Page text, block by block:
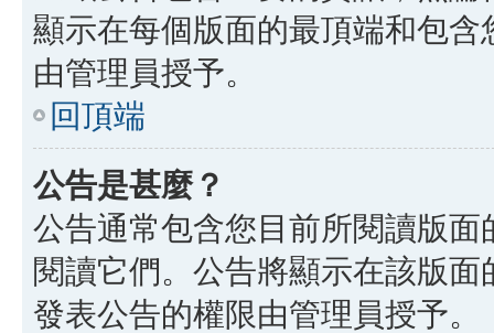
顯示在每個版面的最頂端和包
由管理員授予。
回頂端
公告是甚麼？
公告通常包含您目前所閱讀版
閱讀它們。公告將顯示在該版
發表公告的權限由管理員授予。